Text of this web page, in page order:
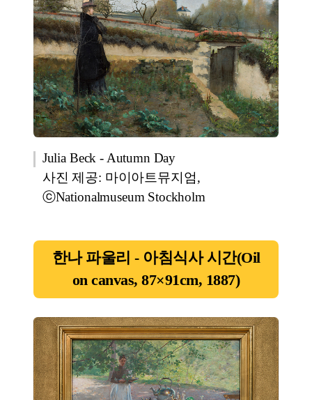
Julia Beck - Autumn Day
사진 제공: 마이아트뮤지엄,
ⓒNationalmuseum Stockholm
한나 파울리 - 아침식사 시간(Oil
on canvas, 87×91cm, 1887)